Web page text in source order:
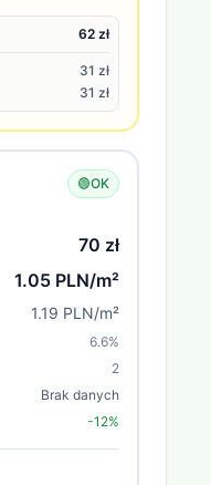
62 zł
31 zł
31 zł
🟢OK
70 zł
1.05 PLN/m²
1.19 PLN/m²
6.6%
2
Brak danych
-12%